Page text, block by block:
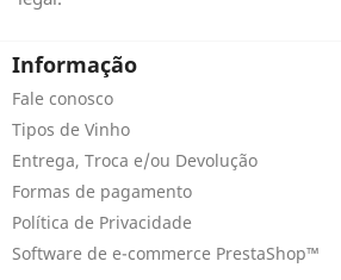
Informação
Fale conosco
Tipos de Vinho
Entrega, Troca e/ou Devolução
Formas de pagamento
Política de Privacidade
Software de e-commerce PrestaShop™